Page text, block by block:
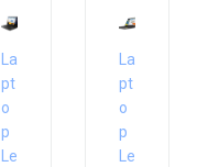
La
pt
o
p
Le
La
pt
o
p
Le